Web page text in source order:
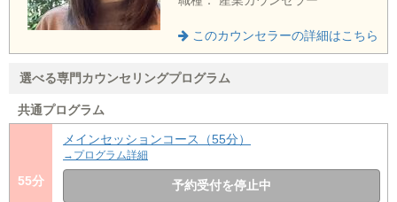
このカウンセラーの詳細はこちら
選べる専門カウンセリングプログラム
共通プログラム
55分
メインセッションコース（55分）
→プログラム詳細
予約受付を停止中